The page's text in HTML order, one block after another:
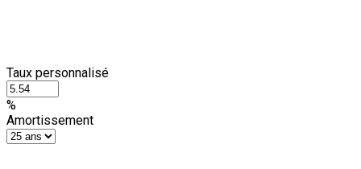
Taux personnalisé
%
Amortissement